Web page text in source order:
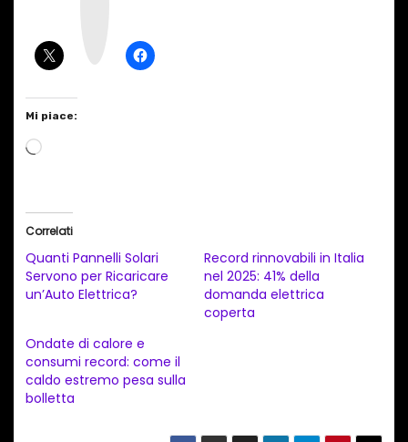
Mi piace:
C
a
m
n
t
o
Correlati
Quanti Pannelli Solari
Servono per Ricaricare
un’Auto Elettrica?
Record rinnovabili in Italia
nel 2025: 41% della
domanda elettrica
coperta
Ondate di calore e
consumi record: come il
caldo estremo pesa sulla
bolletta